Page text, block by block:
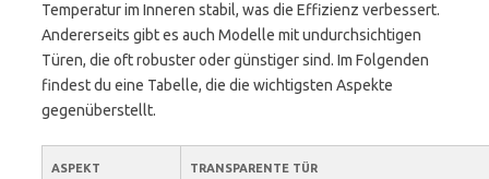
Temperatur im Inneren stabil, was die Effizienz verbessert.
Andererseits gibt es auch Modelle mit undurchsichtigen
Türen, die oft robuster oder günstiger sind. Im Folgenden
findest du eine Tabelle, die die wichtigsten Aspekte
gegenüberstellt.
ASPEKT TRANSPARENTE TÜR